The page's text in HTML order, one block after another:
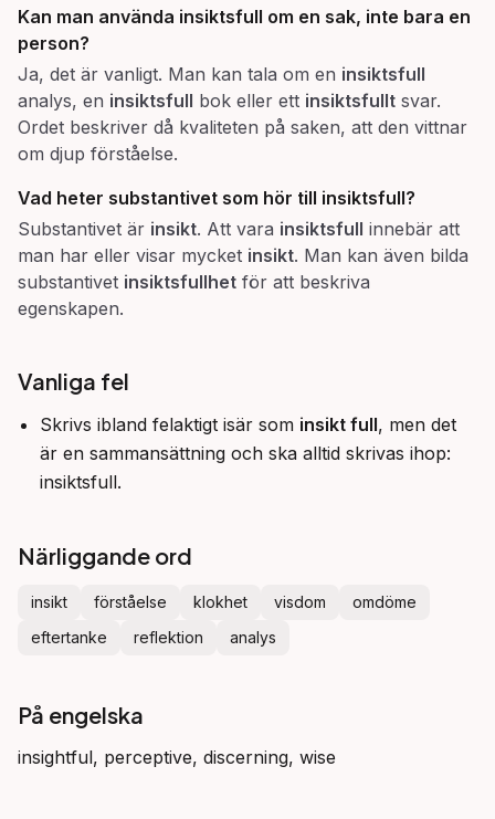
Kan man använda insiktsfull om en sak, inte bara en
person?
Ja, det är vanligt. Man kan tala om en insiktsfull
analys, en insiktsfull bok eller ett insiktsfullt svar.
Ordet beskriver då kvaliteten på saken, att den vittnar
om djup förståelse.
Vad heter substantivet som hör till insiktsfull?
Substantivet är insikt. Att vara insiktsfull innebär att
man har eller visar mycket insikt. Man kan även bilda
substantivet insiktsfullhet för att beskriva
egenskapen.
Vanliga fel
Skrivs ibland felaktigt isär som insikt full, men det
är en sammansättning och ska alltid skrivas ihop:
insiktsfull.
Närliggande ord
insikt förståelse klokhet visdom
omdöme
eftertanke
reflektion analys
På engelska
insightful, perceptive, discerning, wise